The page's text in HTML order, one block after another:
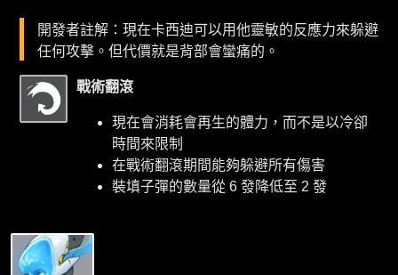
開發者註解：現在卡西迪可以用他靈敏的反應力來躲避
任何攻擊。但代價就是背部會蠻痛的。
戰術翻滾
現在會消耗會再生的體力，而不是以冷卻
時間來限制
在戰術翻滾期間能夠躲避所有傷害
裝填子彈的數量從 6 發降低至 2 發